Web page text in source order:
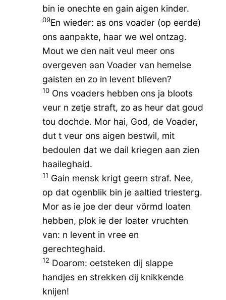
bin ie onechte en gain aigen kinder.
09En wieder: as ons voader (op eerde)
ons aanpakte, haar we wel ontzag.
Mout we den nait veul meer ons
overgeven aan Voader van hemelse
gaisten en zo in levent blieven?
10Ons voaders hebben ons ja bloots
veur n zetje straft, zo as heur dat goud
tou dochde. Mor hai, God, de Voader,
dut t veur ons aigen bestwil, mit
bedoulen dat we dail kriegen aan zien
haaileghaid.
11 Gain mensk krigt geern straf. Nee,
op dat ogenblik bin je aaltied triesterg.
Mor as ie joe der deur vörmd loaten
hebben, plok ie der loater vruchten
van: n levent in vree en
gerechteghaid.
12 Doarom: oetsteken dij slappe
handjes en strekken dij knikkende
knijen!